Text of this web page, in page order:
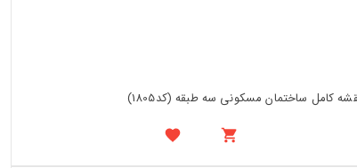
کامل ساختمان مسکونی سه طبقه (کد1805)